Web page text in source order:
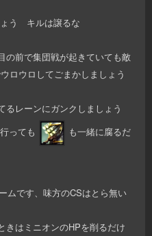
ょう キルは譲るな
前で集団戦が起きていても敵
ロウロしてごまかしましょう
るレーンにガンクしましょう
っても
も一緒に腐るだ
ムです、味方のCSはとら無い
はミニオンのHPを削るだけ